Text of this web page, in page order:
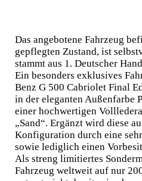
Das angebotene Fahrzeug
gepflegten Zustand, ist
stammt aus 1. Deutscher
Ein besonders exklusives
Benz G 500 Cabriolet Final
in der eleganten Außenfarbe
einer hochwertigen
„Sand“. Ergänzt wird diese
Konfiguration durch eine
sowie lediglich einen
Als streng limitiertes
Fahrzeug weltweit auf nur